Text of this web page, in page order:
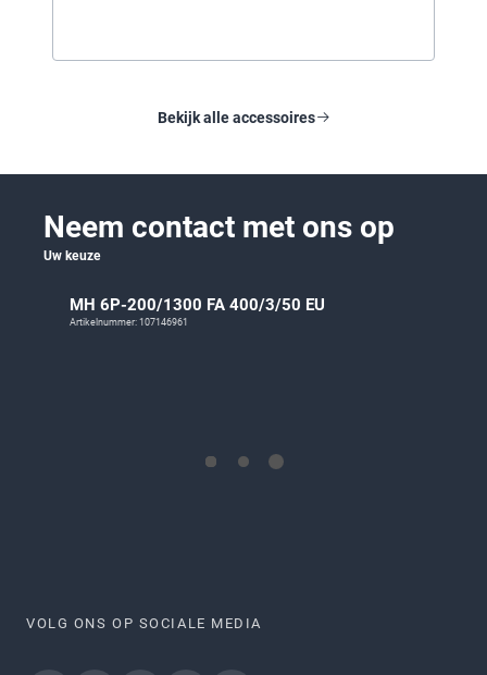
Bekijk alle accessoires
Neem contact met ons op
Uw keuze
MH 6P-200/1300 FA 400/3/50 EU
Artikelnummer: 107146961
VOLG ONS OP SOCIALE MEDIA